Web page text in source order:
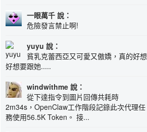
一眼萬千 說：
危險發言禁止啊!
yuyu 說：
貧乳克蕾西亞又可愛又傲嬌，真的好想
好想要跟她.....
windwithme 說：
從下達指令到圖片回傳共耗時
2m34s，OpenClaw工作階段記錄此次代理任
務使用56.5K Token。 接...